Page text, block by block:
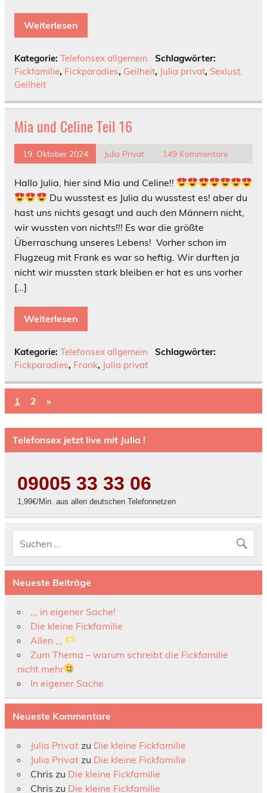
Weiterlesen
Kategorie: Telefonsex allgemein
Schlagwörter:
Fickfamilie, Fickparadies, Geilheit, Julia privat, Sexlust.
Geilheit
Mia und Celine Teil 16
19. Oktober 2024 Julia Privat 149 Kommentare
Hallo Julia, hier sind Mia und Celine!!
Du wusstest es Julia du wusstest es! aber du
hast uns nichts gesagt und auch den Männern nicht,
wir wussten von nichts!!! Es war die größte
Überraschung unseres Lebens! Vorher schon im
Flugzeug mit Frank es war so heftig. Wir durften ja
nicht wir mussten stark bleiben er hat es uns vorher
[…]
Weiterlesen
Kategorie: Telefonsex allgemein
Schlagwörter:
Fickparadies, Frank, Julia privat
1 2 »
Telefonsex jetzt live mit Julia !
09005 33 33 06
1,99€/Min. aus allen deutschen Telefonnetzen
Neueste Beiträge
,,, in eigener Sache!
Die kleine Fickfamilie
Allen ,,,
Zum Thema – warum schreibt die Fickfamilie
nicht mehr
In eigener Sache
Neueste Kommentare
Julia Privatzu Die kleine Fickfamilie
Julia Privatzu Die kleine Fickfamilie
Chris zu Die kleine Fickfamilie
Chris zu Die kleine Fickfamilie